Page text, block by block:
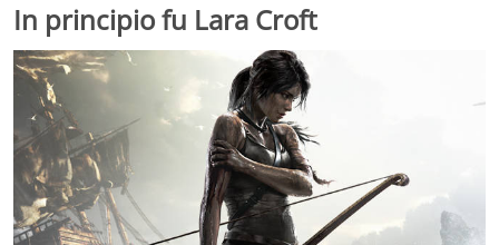
In principio fu Lara Croft